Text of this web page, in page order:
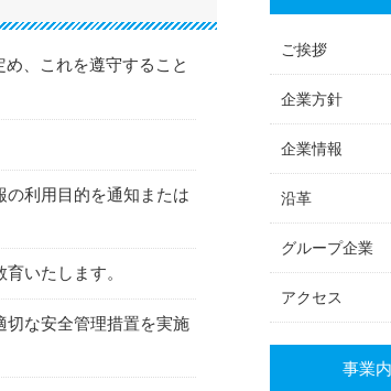
、これを遵守すること
の利用目的を通知または
いたします。
切な安全管理措置を実施
ご挨拶
企業方針
企業情報
沿革
グループ企業
アクセス
事業